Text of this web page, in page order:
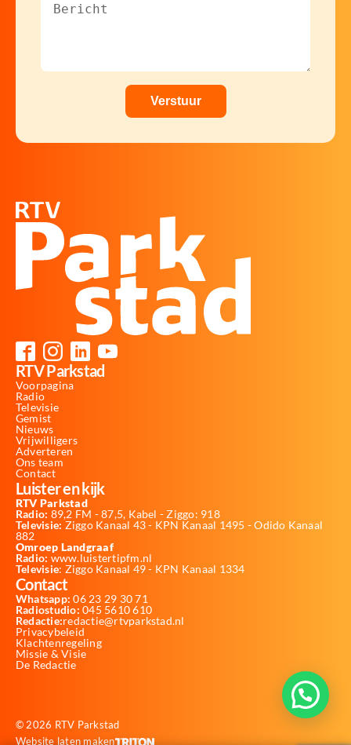
RTV Parkstad
Voorpagina
Radio
Televisie
Gemist
Nieuws
Vrijwilligers
Adverteren
Ons team
Contact
Luister en kijk
RTV Parkstad
Radio: 89,2 FM - 87,5, Kabel - Ziggo: 918
Televisie: Ziggo Kanaal 43 - KPN Kanaal 1495 - Odido Kanaal
882
Omroep Landgraaf
Radio: www.luistertipfm.nl
Televisie: Ziggo Kanaal 49 - KPN Kanaal 1334
Contact
Whatsapp: 06 23 29 30 71
Radiostudio: 045 5610 610
Redactie:redactie@rtvparkstad.nl
Privacybeleid
Klachtenregeling
Missie & Visie
De Redactie
© 2026 RTV Parkstad
Website laten maken